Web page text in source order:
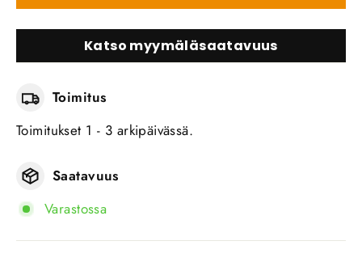
Katso myymäläsaatavuus
Toimitus
Toimitukset 1 - 3 arkipäivässä.
Saatavuus
Varastossa